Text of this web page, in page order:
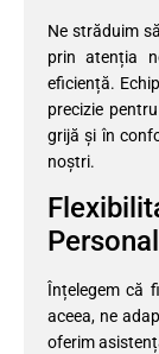
Ne străduim
prin atenția
eficiență.
precizie
grijă și în
noștri.
Înțelegem că
aceea, ne
oferim